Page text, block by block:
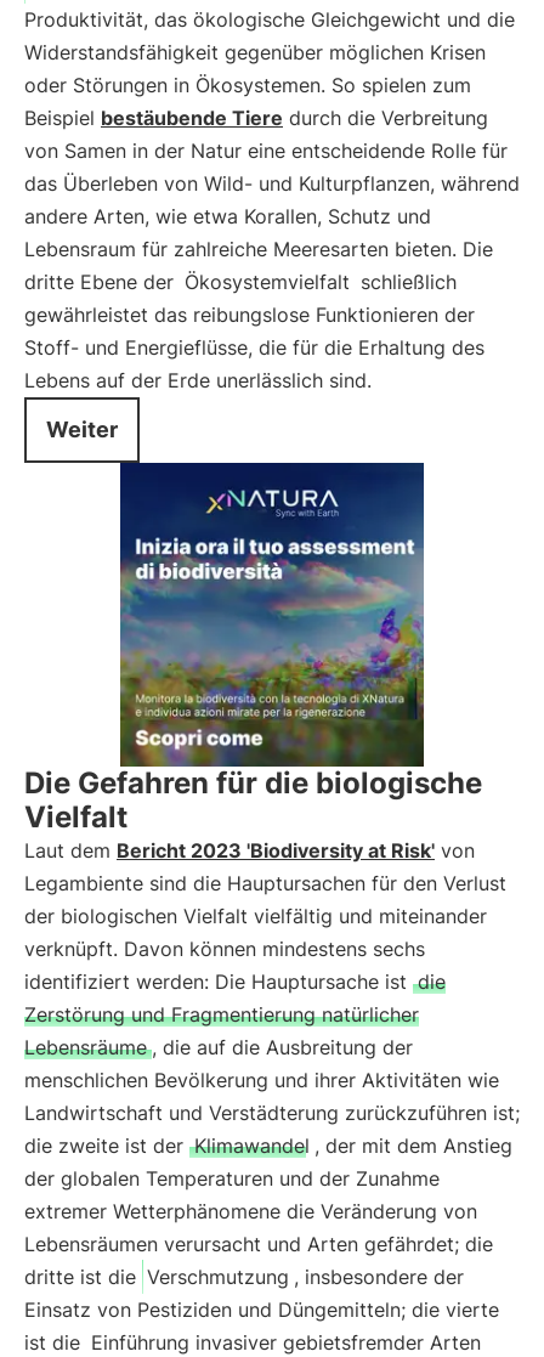
Produktivität, das ökologische Gleichgewicht und die
Widerstandsfähigkeit gegenüber möglichen Krisen
oder Störungen in Ökosystemen. So spielen zum
Beispiel bestäubende Tiere durch die Verbreitung
von Samen in der Natur eine entscheidende Rolle für
das Überleben von Wild- und Kulturpflanzen, während
andere Arten, wie etwa Korallen, Schutz und
Lebensraum für zahlreiche Meeresarten bieten. Die
dritte Ebene der Ökosystemvielfalt schließlich
gewährleistet das reibungslose Funktionieren der
Stoff- und Energieflüsse, die für die Erhaltung des
Lebens auf der Erde unerlässlich sind.
Weiter
Die Gefahren für die biologische
Vielfalt
Laut dem Bericht 2023 'Biodiversity at Risk' von
Legambiente sind die Hauptursachen für den Verlust
der biologischen Vielfalt vielfältig und miteinander
verknüpft. Davon können mindestens sechs
identifiziert werden: Die Hauptursache ist die
Zerstörung und Fragmentierung natürlicher
Lebensräume , die auf die Ausbreitung der
menschlichen Bevölkerung und ihrer Aktivitäten wie
Landwirtschaft und Verstädterung zurückzuführen ist;
die zweite ist der Klimawandel , der mit dem Anstieg
der globalen Temperaturen und der Zunahme
extremer Wetterphänomene die Veränderung von
Lebensräumen verursacht und Arten gefährdet; die
dritte ist die Verschmutzung , insbesondere der
Einsatz von Pestiziden und Düngemitteln; die vierte
ist die Einführung invasiver gebietsfremder Arten